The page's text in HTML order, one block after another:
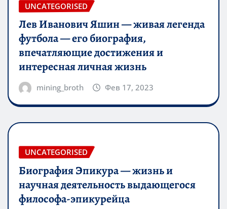
UNCATEGORISED
Лев Иванович Яшин — живая легенда
футбола — его биография,
впечатляющие достижения и
интересная личная жизнь
mining_broth Фев 17, 2023
UNCATEGORISED
Биография Эпикура — жизнь и
научная деятельность выдающегося
философа-эпикурейца